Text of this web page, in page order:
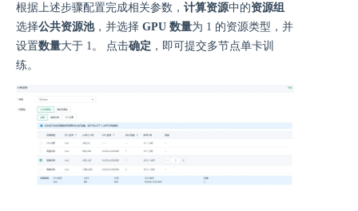
根据上述步骤配置完成相关参数， 计算资源中的资源组
选择公共资源池，并选择 GPU 数量为 1 的资源类型，并
设置数量大于 1。 点击确定 ，即可提交多节点单卡训
练。